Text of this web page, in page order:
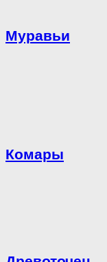
Муравьи
Комары